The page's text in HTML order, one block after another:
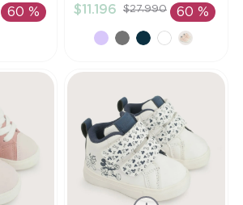
60 %
AÑADIR AL
CARRITO
$11 .196 $27.990 60 %